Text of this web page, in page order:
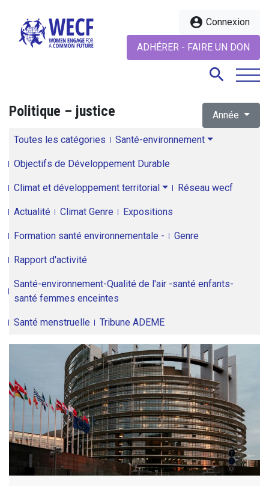
account_circle Connexion
ADHÉRER - FAIRE UN DON
search
Politique – justice Année
Toutes les catégories Santé-environnement
Objectifs de Développement Durable
Climat et développement territorial Réseau wecf
Actualité Climat Genre Expositions
Formation santé environnementale - Genre
Rapport d'activité
Santé-environnement-Qualité de l'air -santé enfants-
santé femmes enceintes
Santé menstruelle Tribune ADEME